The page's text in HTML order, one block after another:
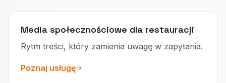
Media społecznościowe dla restauracji
Rytm treści, który zamienia uwagę w zapytania.
Poznaj usługę